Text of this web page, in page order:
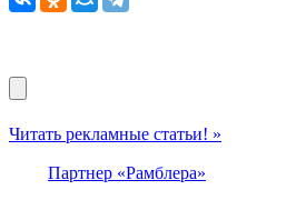
Читать рекламные статьи! »
Партнер «Рамблера»